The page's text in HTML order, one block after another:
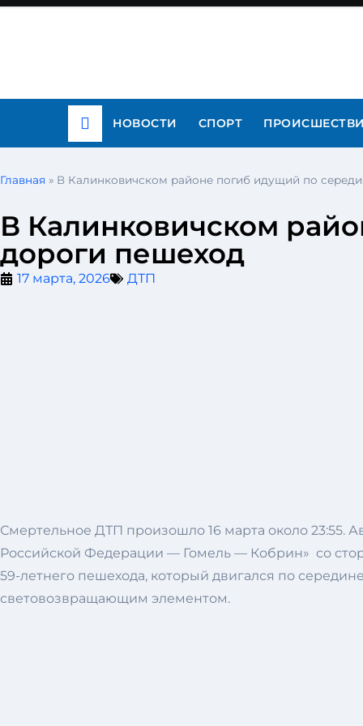
НОВОСТИ СПОРТ
Главная » В Калинковичском районе погиб идущий по
В Калинковичском
дороги пешеход
17 марта, 2026 ДТП
Смертельное ДТП произошло 16 марта около 23:55.
Российской Федерации — Гомель — Кобрин» со
59-летнего пешехода, который двигался по
световозвращающим элементом.